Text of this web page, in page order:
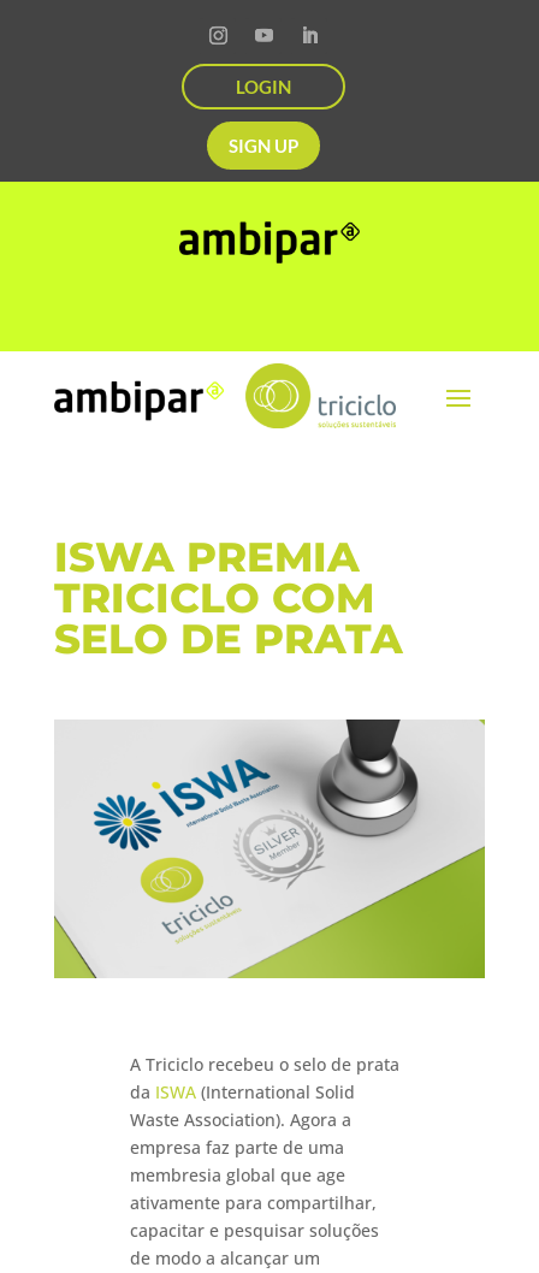
LOGIN
SIGN UP
ISWA PREMIA
TRICICLO COM
SELO DE PRATA
A Triciclo recebeu o selo de prata
da ISWA(International Solid
Waste Association). Agora a
empresa faz parte de uma
membresia global que age
ativamente para compartilhar,
capacitar e pesquisar soluções
de modo a alcançar um